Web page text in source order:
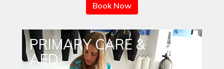
Book Now
PRIMARY CARE &
AED